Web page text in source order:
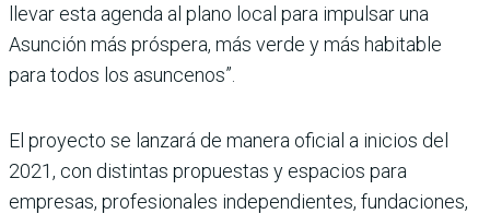
llevar esta agenda al plano local para impulsar una
Asunción más próspera, más verde y más habitable
para todos los asuncenos”.
El proyecto se lanzará de manera oficial a inicios del
2021, con distintas propuestas y espacios para
empresas, profesionales independientes, fundaciones,